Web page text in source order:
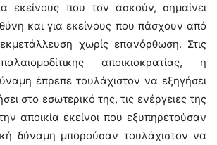
εκείνους που τον ασκούν, σημαίνει
και για εκείνους που πάσχουν από
χωρίς επανόρθωση. Στις
αποικιοκρατίας, η
έπρεπε τουλάχιστον να εξηγήσει
στο εσωτερικό της, τις ενέργειες της
αποικία εκείνοι που εξυπηρετούσαν
δύναμη μπορούσαν τουλάχιστον να